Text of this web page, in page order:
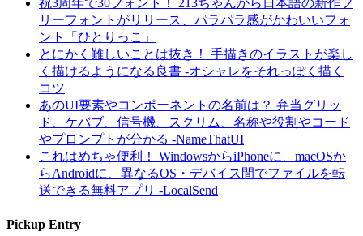
祝3周年で30フォント！ 213ちゃんから日本語の新作フ
リーフォントがリリース、パラパラ感がかわいいフォ
ント「ひとりっこ」
とにかく難しいことは抜き！ 手描きのイラストが楽し
く描けるようになる良書 -オシャレをそれっぽく描く
コツ
あのUI要素やコンポーネントの名前は？ 弁当グリッ
ド、ケバブ、信号機、スクリム、名称や役割やコード
やプロンプトが分かる -NameThatUI
これはめちゃ便利！ WindowsからiPhoneに、macOSか
らAndroidに、異なるOS・デバイス間でファイルを転
送できる無料アプリ -LocalSend
Pickup Entry